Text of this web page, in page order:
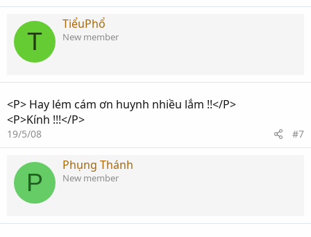
T
TiểuPhổ
New member
<P> Hay lém cám ơn huynh nhiều lắm !!</P>
<P>Kính !!!</P>
19/5/08 #7
P
Phụng Thánh
New member